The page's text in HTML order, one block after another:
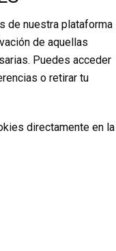
de nuestra plataforma
de aquellas
Puedes acceder
o retirar tu
directamente en la